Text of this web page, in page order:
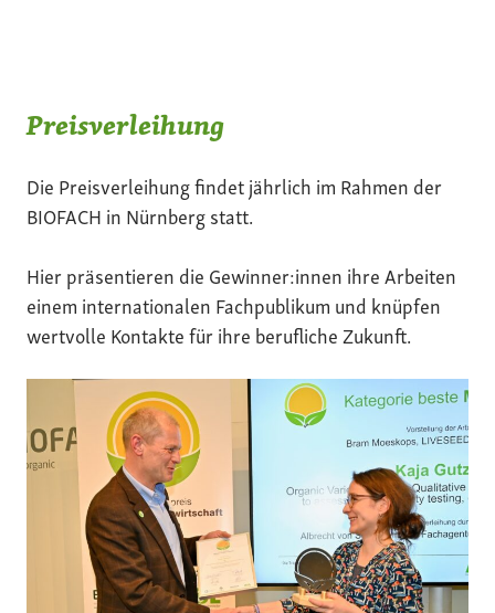
Preisverleihung
Die Preisverleihung findet jährlich im Rahmen der
BIOFACH in Nürnberg statt.
Hier präsentieren die Gewinner:innen ihre Arbeiten
einem internationalen Fachpublikum und knüpfen
wertvolle Kontakte für ihre berufliche Zukunft.